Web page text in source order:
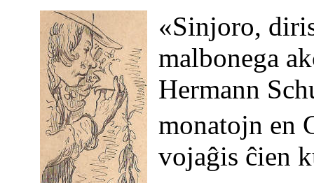
«Sinjoro,
malbonega
Hermann
monatojn en
vojaĝis ĉien